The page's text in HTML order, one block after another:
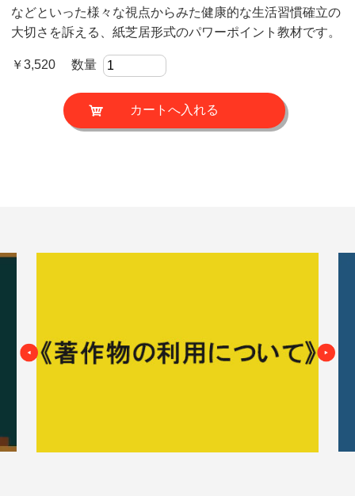
などといった様々な視点からみた健康的な生活習慣確立の
大切さを訴える、紙芝居形式のパワーポイント教材です。
￥3,520 数量